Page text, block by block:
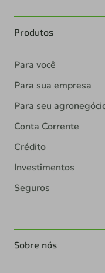
Produtos
Para você
Para sua empresa
Para seu
Conta Corrente
Crédito
Investimentos
Seguros
Sobre nós